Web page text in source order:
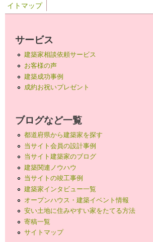
イトマップ
サービス
建築家相談依頼サービス
お客様の声
建築成功事例
成約お祝いプレゼント
ブログなど一覧
都道府県から建築家を探す
当サイト会員の設計事例
当サイト建築家のブログ
建築関連ノウハウ
当サイトの竣工事例
建築家インタビュー一覧
オープンハウス・建築イベント情報
安い土地に住みやすい家をたてる方法
寄稿一覧
サイトマップ